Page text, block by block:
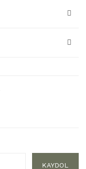
KAYDOL